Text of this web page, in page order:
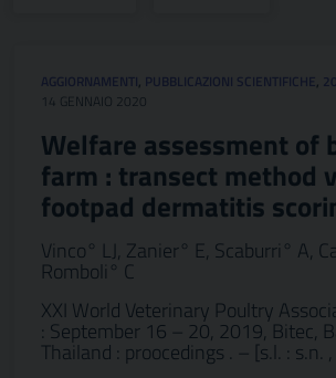
AGGIORNAMENTI, PUBBLICAZIONI SCIENTIFICHE,
14 GENNAIO 2020
Welfare assessment of
farm : transect method
footpad dermatitis
Vinco° LJ, Zanier° E, Scaburri° A,
Romboli° C
XXI World Veterinary Poultry
: September 16 – 20, 2019, Bitec,
Thailand : proocedings . – [s.l. : s.n.